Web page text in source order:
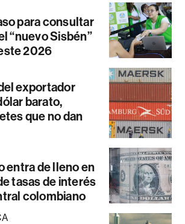
para consultar
“nuevo Sisbén”
2026
exportador
barato,
que no dan
entra de lleno en
tasas de interés
colombiano